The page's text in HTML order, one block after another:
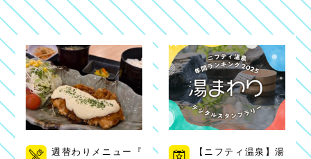
週替わりメニュー『
【ニフティ温泉】湯